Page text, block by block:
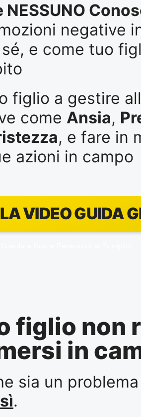
negative
e come tuo
figlio a gestire
come Ansia,
, e fare in
azioni in campo
VIDEO GUIDA
figlio non
in
sia un
.